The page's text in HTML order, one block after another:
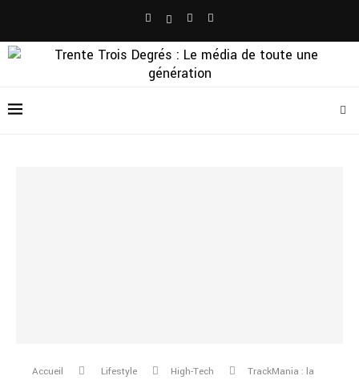
Accueil Lifestyle High-Tech
TrackMania : la